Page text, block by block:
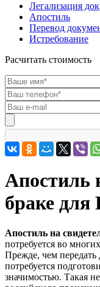
Легализация
Апостиль
Перевод
Истребование
Расчитать стоимость
Апостиль
браке для
Апостиль на
потребуется во
Прежде, чем передать
потребуется
значимостью. Такая